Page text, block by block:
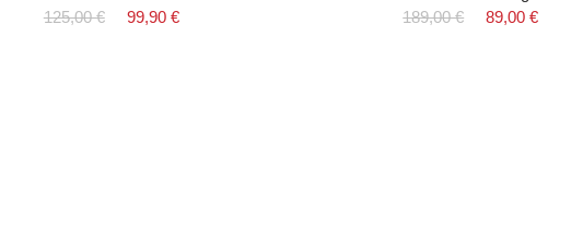
125,00 €
99,90 €
189,00 €
89,00 €